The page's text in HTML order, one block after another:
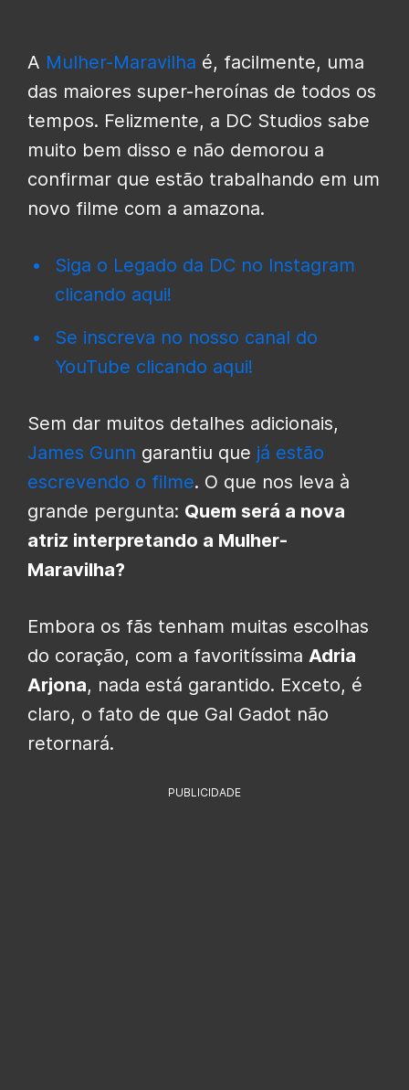
A Mulher-Maravilha é, facilmente, uma
das maiores super-heroínas de todos os
tempos. Felizmente, a DC Studios sabe
muito bem disso e não demorou a
confirmar que estão trabalhando em um
novo filme com a amazona.
Siga o Legado da DC no Instagram
clicando aqui!
Se inscreva no nosso canal do
YouTube clicando aqui!
Sem dar muitos detalhes adicionais,
James Gunn garantiu que já estão
escrevendo o filme. O que nos leva à
grande pergunta: Quem será a nova
atriz interpretando a Mulher-
Maravilha?
Embora os fãs tenham muitas escolhas
do coração, com a favoritíssima Adria
Arjona, nada está garantido. Exceto, é
claro, o fato de que Gal Gadot não
retornará.
PUBLICIDADE